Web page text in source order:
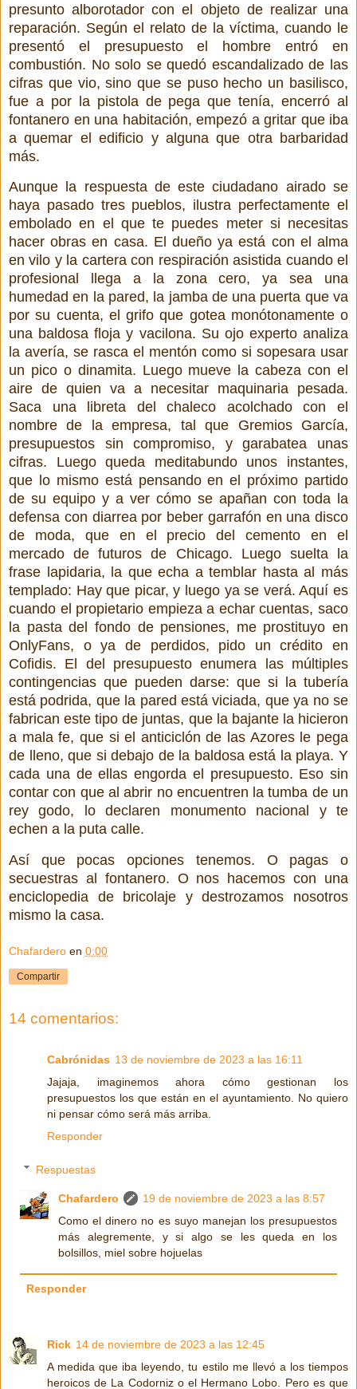
presunto alborotador con el objeto de realizar una
reparación. Según el relato de la víctima, cuando le
presentó el presupuesto el hombre entró en
combustión. No solo se quedó escandalizado de las
cifras que vio, sino que se puso hecho un basilisco,
fue a por la pistola de pega que tenía, encerró al
fontanero en una habitación, empezó a gritar que iba
a quemar el edificio y alguna que otra barbaridad
más.
Aunque la respuesta de este ciudadano airado se
haya pasado tres pueblos, ilustra perfectamente el
embolado en el que te puedes meter si necesitas
hacer obras en casa. El dueño ya está con el alma
en vilo y la cartera con respiración asistida cuando el
profesional llega a la zona cero, ya sea una
humedad en la pared, la jamba de una puerta que va
por su cuenta, el grifo que gotea monótonamente o
una baldosa floja y vacilona. Su ojo experto analiza
la avería, se rasca el mentón como si sopesara usar
un pico o dinamita. Luego mueve la cabeza con el
aire de quien va a necesitar maquinaria pesada.
Saca una libreta del chaleco acolchado con el
nombre de la empresa, tal que Gremios García,
presupuestos sin compromiso, y garabatea unas
cifras. Luego queda meditabundo unos instantes,
que lo mismo está pensando en el próximo partido
de su equipo y a ver cómo se apañan con toda la
defensa con diarrea por beber garrafón en una disco
de moda, que en el precio del cemento en el
mercado de futuros de Chicago. Luego suelta la
frase lapidaria, la que echa a temblar hasta al más
templado: Hay que picar, y luego ya se verá. Aquí es
cuando el propietario empieza a echar cuentas, saco
la pasta del fondo de pensiones, me prostituyo en
OnlyFans, o ya de perdidos, pido un crédito en
Cofidis. El del presupuesto enumera las múltiples
contingencias que pueden darse: que si la tubería
está podrida, que la pared está viciada, que ya no se
fabrican este tipo de juntas, que la bajante la hicieron
a mala fe, que si el anticiclón de las Azores le pega
de lleno, que si debajo de la baldosa está la playa. Y
cada una de ellas engorda el presupuesto. Eso sin
contar con que al abrir no encuentren la tumba de un
rey godo, lo declaren monumento nacional y te
echen a la puta calle.
Así que pocas opciones tenemos. O pagas o
secuestras al fontanero. O nos hacemos con una
enciclopedia de bricolaje y destrozamos nosotros
mismo la casa.
Chafardero en 0:00
Compartir
14 comentarios:
Cabrónidas 13 de noviembre de 2023 a las 16:11
Jajaja, imaginemos ahora cómo gestionan los
presupuestos los que están en el ayuntamiento. No quiero
ni pensar cómo será más arriba.
Responder
Respuestas
Chafardero
19 de noviembre de 2023 a las 8:57
Como el dinero no es suyo manejan los presupuestos
más alegremente, y si algo se les queda en los
bolsillos, miel sobre hojuelas
Responder
Rick 14 de noviembre de 2023 a las 12:45
A medida que iba leyendo, tu estilo me llevó a los tiempos
heroicos de La Codorniz o el Hermano Lobo. Pero es que